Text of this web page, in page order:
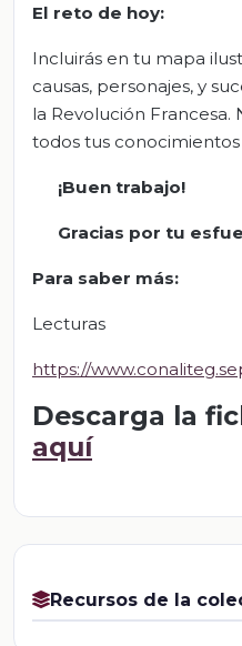
El reto de hoy:
Incluirás en tu mapa
causas, personajes, y
la Revolución Francesa.
todos tus conocimientos
¡Buen trabajo!
Gracias por tu
Para saber más:
Lecturas
https://
Descarga la
aquí
Recursos de la